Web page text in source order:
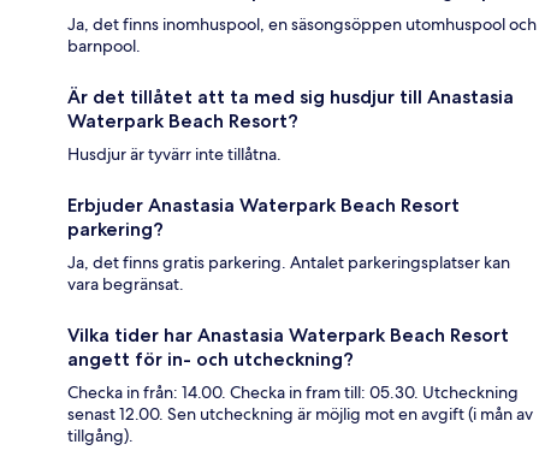
Ja, det finns inomhuspool, en säsongsöppen utomhuspool och
barnpool.
Är det tillåtet att ta med sig husdjur till Anastasia
Waterpark Beach Resort?
Husdjur är tyvärr inte tillåtna.
Erbjuder Anastasia Waterpark Beach Resort
parkering?
Ja, det finns gratis parkering. Antalet parkeringsplatser kan
vara begränsat.
Vilka tider har Anastasia Waterpark Beach Resort
angett för in- och utcheckning?
Checka in från: 14.00. Checka in fram till: 05.30. Utcheckning
senast 12.00. Sen utcheckning är möjlig mot en avgift (i mån av
tillgång).